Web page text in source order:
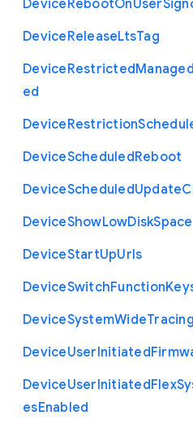
DeviceRebootOnUser
DeviceReleaseLtsTag
DeviceRestrictedManaged
ed
DeviceRestriction
DeviceScheduledReboot
DeviceScheduledUpdate
DeviceShowLowDiskSpace
DeviceStartUpUrls
DeviceSwitchFunction
DeviceSystemWideTracing
DeviceUserInitiated
DeviceUserInitiatedFlex
esEnabled